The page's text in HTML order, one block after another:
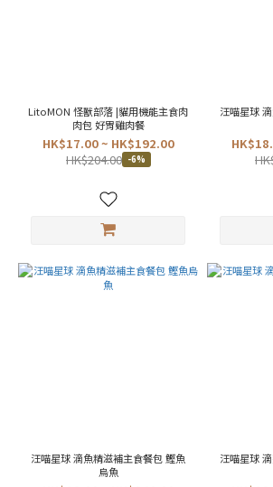
LitoMON 怪獸部落 |貓用機能主食肉
肉包 好胃雞肉餐
HK$17.00 ~ HK$192.00
HK$204.00 -6%
汪喵星球
汪喵星球 滴魚精滋補主食餐包 鰹魚
烏魚
汪喵星球